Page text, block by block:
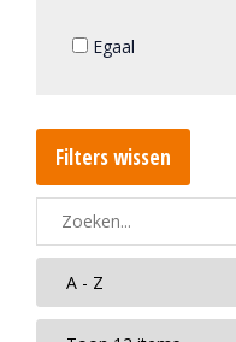
Egaal
Filters wissen